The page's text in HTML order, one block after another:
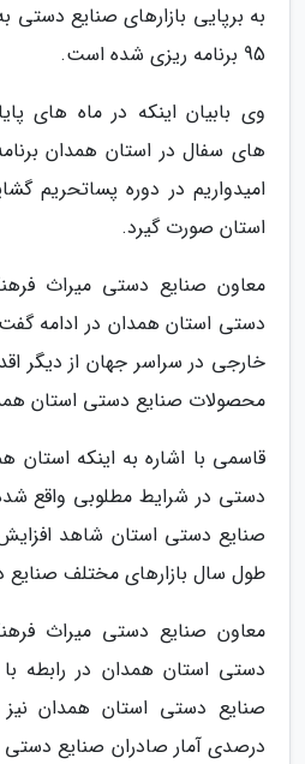
به برپایی بازارهای صنایع
95 برنامه ریزی شده است.
وی بابیان اینکه در ماه های
های سفال در استان همدان
امیدواریم در دوره پساتحریم
استان صورت گیرد.
معاون صنایع دستی میراث
دستی استان همدان در ادامه
خارجی در سراسر جهان از دیگر
محصولات صنایع دستی استان
قاسمی با اشاره به اینکه استان
دستی در شرایط مطلوبی واقع
صنایع دستی استان شاهد
طول سال بازارهای مختلف صنایع
معاون صنایع دستی میراث
دستی استان همدان در رابطه با
درصدی آمار صادران صنایع